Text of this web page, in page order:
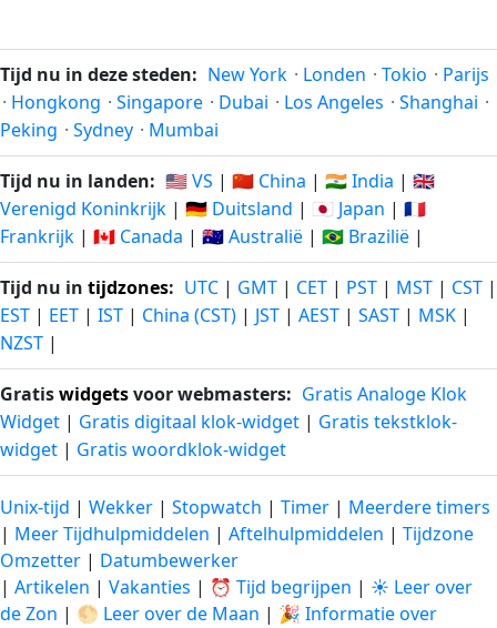
Tijd nu in deze steden: New York · Londen · Tokio · Parijs
· Hongkong · Singapore · Dubai · Los Angeles · Shanghai ·
Peking · Sydney · Mumbai
Tijd nu in landen: 🇺🇸 VS | 🇨🇳 China | 🇮🇳 India | 🇬🇧
Verenigd Koninkrijk | 🇩🇪 Duitsland | 🇯🇵 Japan | 🇫🇷
Frankrijk | 🇨🇦 Canada | 🇦🇺 Australië | 🇧🇷 Brazilië |
Tijd nu in tijdzones: UTC | GMT | CET | PST | MST | CST |
EST | EET | IST | China (CST) | JST | AEST | SAST | MSK |
NZST |
Gratiswidgetsvoor webmasters: Gratis Analoge Klok
Widget | Gratis digitaal klok-widget | Gratis tekstklok-
widget | Gratis woordklok-widget
Unix-tijd | Wekker | Stopwatch | Timer | Meerdere timers
| Meer Tijdhulpmiddelen | Aftelhulpmiddelen | Tijdzone
Omzetter | Datumbewerker
| Artikelen | Vakanties | ⏰ Tijd begrijpen | ☀️ Leer over
de Zon | 🌕 Leer over de Maan | 🎉 Informatie over